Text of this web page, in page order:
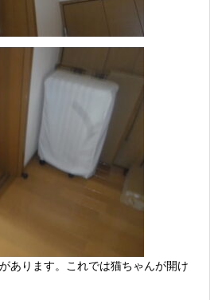
あります。これでは猫ちゃんが開け